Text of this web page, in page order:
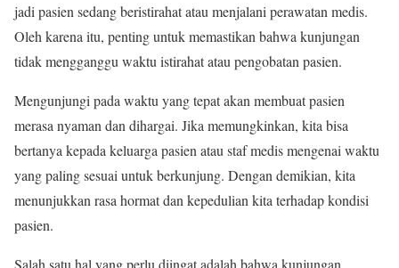
jadi pasien sedang beristirahat atau menjalani perawatan medis.
Oleh karena itu, penting untuk memastikan bahwa kunjungan
tidak mengganggu waktu istirahat atau pengobatan pasien.
Mengunjungi pada waktu yang tepat akan membuat pasien
merasa nyaman dan dihargai. Jika memungkinkan, kita bisa
bertanya kepada keluarga pasien atau staf medis mengenai waktu
yang paling sesuai untuk berkunjung. Dengan demikian, kita
menunjukkan rasa hormat dan kepedulian kita terhadap kondisi
pasien.
Salah satu hal yang perlu diingat adalah bahwa kunjungan